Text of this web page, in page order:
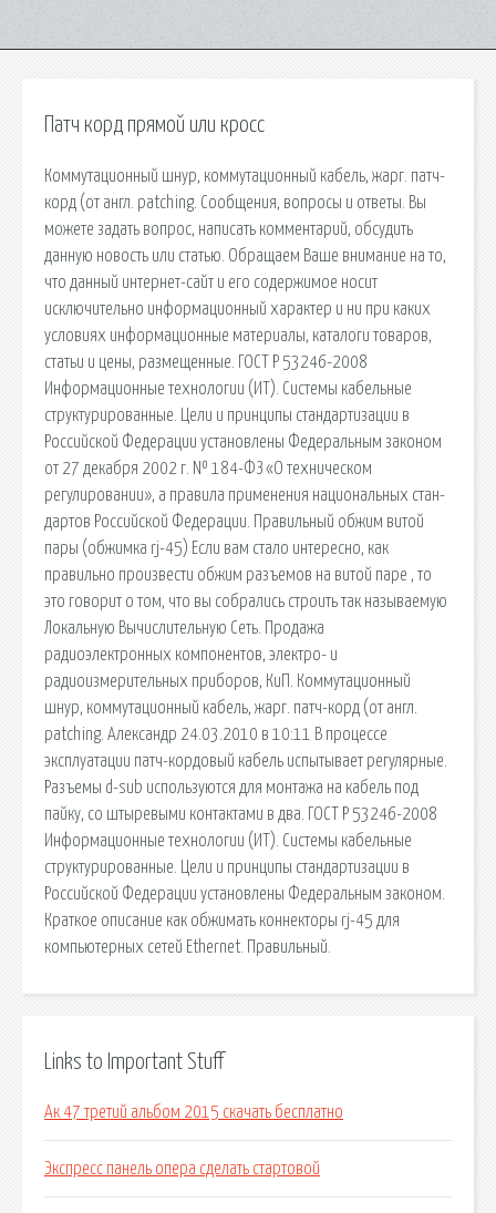
Патч корд прямой или кросс
Коммутационный шнур, коммутационный кабель, жарг. патч-
корд (от англ. patching. Сообщения, вопросы и ответы. Вы
можете задать вопрос, написать комментарий, обсудить
данную новость или статью. Обращаем Ваше внимание на то,
что данный интернет-сайт и его содержимое носит
исключительно информационный характер и ни при каких
условиях информационные материалы, каталоги товаров,
статьи и цены, размещенные. ГОСТ Р 53246-2008
Информационные технологии (ИТ). Системы кабельные
структурированные. Цели и принципы стандартизации в
Российской Федерации установлены Федеральным законом
от 27 декабря 2002 г. № 184-ФЗ «О техническом
регулировании», а правила применения национальных стан­
дартов Российской Федерации. Правильный обжим витой
пары (обжимка rj-45) Если вам стало интересно, как
правильно произвести обжим разъемов на витой паре , то
это говорит о том, что вы собрались строить так называемую
Локальную Вычислительную Сеть. Продажа
радиоэлектронных компонентов, электро- и
радиоизмерительных приборов, КиП. Коммутационный
шнур, коммутационный кабель, жарг. патч-корд (от англ.
patching. Александр 24.03.2010 в 10:11 В процессе
эксплуатации патч-кордовый кабель испытывает регулярные.
Разъемы d-sub используются для монтажа на кабель под
пайку, со штыревыми контактами в два. ГОСТ Р 53246-2008
Информационные технологии (ИТ). Системы кабельные
структурированные. Цели и принципы стандартизации в
Российской Федерации установлены Федеральным законом.
Краткое описание как обжимать коннекторы rj-45 для
компьютерных сетей Ethernet. Правильный.
Links to Important Stuff
Ак 47 третий альбом 2015 скачать бесплатно
Экспресс панель опера сделать стартовой